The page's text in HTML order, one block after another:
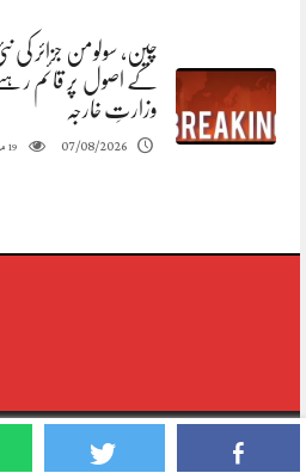
چین، سولومن جزائر
کے اصول پر قائم
وزارتِ خارجہ
07/08/2026
19
Meo #03334456813